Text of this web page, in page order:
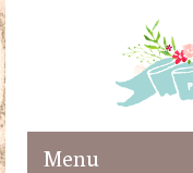
Menu